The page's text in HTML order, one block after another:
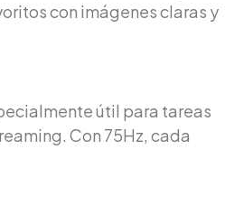
con imágenes claras y
útil para tareas
Con 75Hz, cada